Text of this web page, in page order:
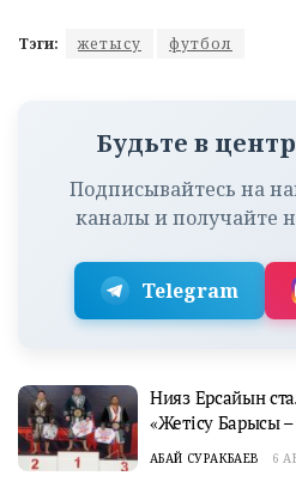
Тэги: жетысу футбол
Будьте в
Подписывайтесь на
каналы и получайте
Telegram
Нияз Ерсайын
«Жетісу Барысы –
АБАЙ СУРАКБАЕВ 6